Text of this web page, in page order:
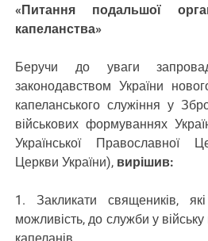
«Питання подальшої
капеланства»
Беручи до уваги
законодавством України
капеланського служіння у
військових формуваннях
Української Православної
Церкви України), вирішив:
1. Закликати священиків,
можливість, до служби у
капеланів.